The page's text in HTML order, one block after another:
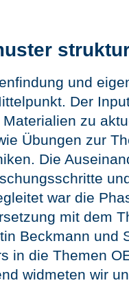
und
Der
zu
Übungen zur
Die
war die
mit dem
Beckmann und
in die Themen
widmeten wir